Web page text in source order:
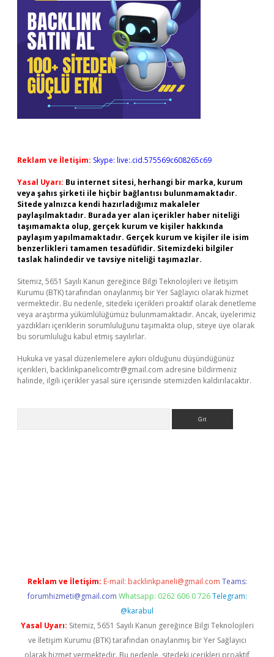
Reklam ve İletişim: Skype: live:.cid.575569c608265c69
Yasal Uyarı: Bu internet sitesi, herhangi bir marka, kurum
veya şahıs şirketi ile hiçbir bağlantısı bulunmamaktadır.
Sitede yalnızca kendi hazırladığımız makaleler
paylaşılmaktadır. Burada yer alan içerikler haber niteliği
taşımamakta olup, gerçek kurum ve kişiler hakkında
paylaşım yapılmamaktadır. Gerçek kurum ve kişiler ile isim
benzerlikleri tamamen tesadüfidir. Sitemizdeki bilgiler
taslak halindedir ve tavsiye niteliği taşımazlar.
Sitemiz, 5651 Sayılı Kanun gereğince Bilgi Teknolojileri ve İletişim
Kurumu (BTK) tarafından onaylanmış bir Yer Sağlayıcı olarak hizmet
vermektedir. Bu nedenle, sitedeki içerikleri proaktif olarak denetleme
veya araştırma yükümlülüğümüz bulunmamaktadır. Ancak, üyelerimiz
yazdıkları içeriklerin sorumluluğunu taşımakta olup, siteye üye olarak
bu sorumluluğu kabul etmiş sayılırlar.
Hukuka ve yasal düzenlemelere aykırı olduğunu düşündüğünüz
içerikleri, backlinkpanelicomtr@gmail.com adresine bildirmeniz
halinde, ilgili içerikler yasal süre içerisinde sitemizden kaldırılacaktır.
Reklam ve İletişim: E-mail: backlinkpaneli@gmail.com Teams:
forumhizmeti@gmail.com Whatsapp: 0262 606 0 726 Telegram:
@karabul
Yasal Uyarı: Sitemiz, 5651 Sayılı Kanun gereğince Bilgi Teknolojileri
ve İletişim Kurumu (BTK) tarafından onaylanmış bir Yer Sağlayıcı
olarak hizmet vermektedir. Bu nedenle, sitedeki içerikleri proaktif